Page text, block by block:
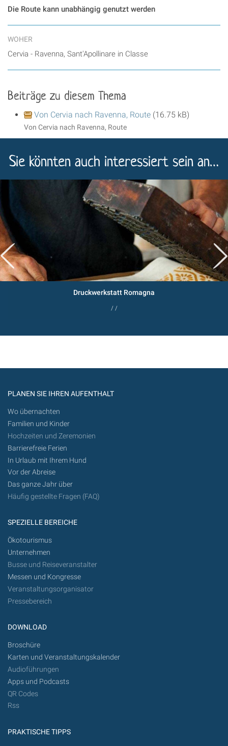
Die Route kann unabhängig genutzt werden
WOHER
Cervia - Ravenna, Sant'Apollinare in Classe
Beiträge zu diesem Thema
Von Cervia nach Ravenna, Route (16.75 kB)
Von Cervia nach Ravenna, Route
Sie könnten auch interessiert sein an…
Druckwerkstatt Romagna
/ /
PLANEN SIE IHREN AUFENTHALT
Wo übernachten
Familien und Kinder
Hochzeiten und Zeremonien
Barrierefreie Ferien
In Urlaub mit Ihrem Hund
Vor der Abreise
Das ganze Jahr über
Häufig gestellte Fragen (FAQ)
SPEZIELLE BEREICHE
Ökotourismus
Unternehmen
Busse und Reiseveranstalter
Messen und Kongresse
Veranstaltungsorganisator
Pressebereich
DOWNLOAD
Broschüre
Karten und Veranstaltungskalender
Audioführungen
Apps und Podcasts
QR Codes
Rss
PRAKTISCHE TIPPS